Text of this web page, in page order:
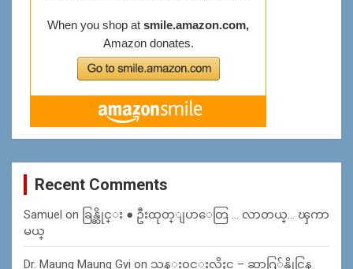
Recent Comments
Samuel on ခြန္ဆိုင္း ● ဦးထုတ္ျပာေတြ … လာတယ္… ၾကာ
မယ္
Dr. Maung Maung Gyi on သန္း၀င္းလိႈင္ – ဆာဂြ်န္ဆိုင္မြန္